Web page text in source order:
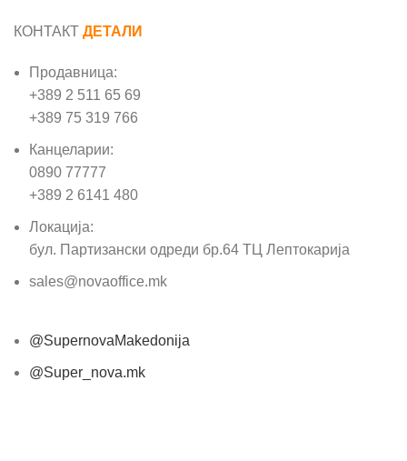
КОНТАКТ ДЕТАЛИ
Продавница:
+389 2 511 65 69
+389 75 319 766
Канцеларии:
0890 77777
+389 2 6141 480
Локација:
бул. Партизански одреди бр.64 ТЦ Лептокарија
sales@novaoffice.mk
@SupernovaMakedonija
@Super_nova.mk